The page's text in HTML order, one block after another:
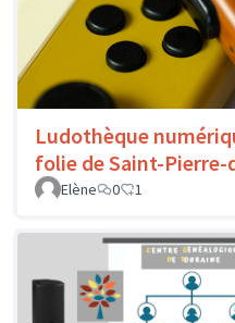
Ludothèque
folie de Saint-Pierre-
Elène
0 1